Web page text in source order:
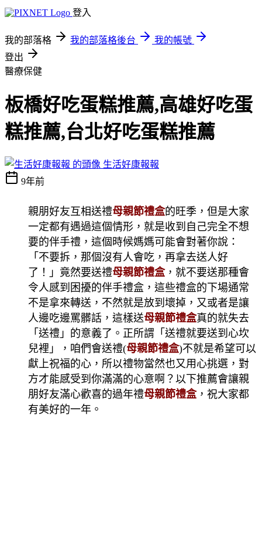
登入
我的部落格 我的部落格後台
我的帳號
登出
醫療保健
板橋好吃蛋糕推薦,高雄好吃蛋
糕推薦,台北好吃蛋糕推薦
生活好康報報
9年前
親朋好友互相送禮母親節禮盒的旺季，但是大家
一定都有遇過這個情形，就是收到自己完全不想
要的伴手禮，這個時候媽媽可能會對著你說：
「不要拆，那個沒有人會吃，再拿去送人好
了！」竟然要送禮母親節禮盒，就不要送那種會
令人感到困擾的伴手禮盒，這些禮盒的下場通常
不是拿來轉送，不然就是放到壞掉，又或者是讓
人邊吃邊罵髒話，這樣送母親節禮盒真的就失去
「送禮」的意義了。正所謂「送禮就要送到心坎
兒裡」，咱們會送禮(母親節禮盒)不就是希望可以
獻上祝福的心，所以禮物當然也又用心挑選，對
方才能感受到你滿滿的心意啊？以下推薦會讓親
朋好友滿心歡喜的過年禮母親節禮盒，祝大家都
有美好的一年。